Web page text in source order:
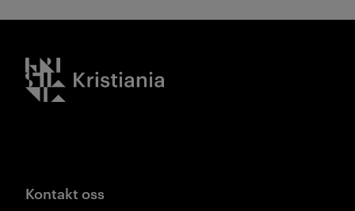
Kristiania logo
Kontakt oss